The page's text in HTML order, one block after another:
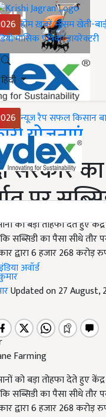
होमख़बरेंमौसमखेती-
मासिक पत्रिकाडायरेक्टरी
हिंदी
न्यूज़ रैपसफल किसान
अवॉर्ड
योजनाएं
सरकार
पर
को बड़ा तोहफा देते हुए
सब्सिडी का पैसा सीधे तौर
द्वारा 6 हजार 268 करोड़
Updated on 27 August,
Farming
को बड़ा तोहफा देते हुए
सब्सिडी का पैसा सीधे तौर
द्वारा 6 हजार 268 करोड़